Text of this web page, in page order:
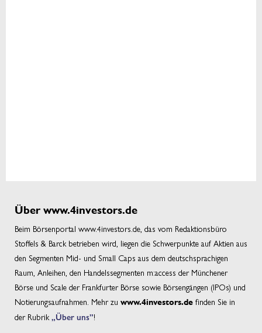
Über www.4investors.de
Beim Börsenportal www.4investors.de, das vom Redaktionsbüro
Stoffels & Barck betrieben wird, liegen die Schwerpunkte auf Aktien aus
den Segmenten Mid- und Small Caps aus dem deutschsprachigen
Raum, Anleihen, den Handelssegmenten m:access der Münchener
Börse und Scale der Frankfurter Börse sowie Börsengängen (IPOs) und
Notierungsaufnahmen. Mehr zu www.4investors.de finden Sie in
der Rubrik„Über uns”!